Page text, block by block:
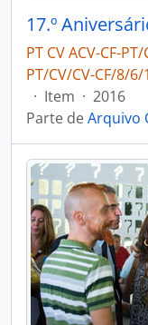
17.º
PT CV ACV-CF-
PT/CV/CV-CF/8/
· Item · 2016
Parte deArquivo